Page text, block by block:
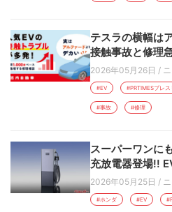
テスラの横幅は
接触事故と修理
2026年05月26日 /
#EV #PRTIMESプレス
#事故 #修理
スーパーワンに
充放電器登場!!
2026年05月25日 /
#ホンダ #EV